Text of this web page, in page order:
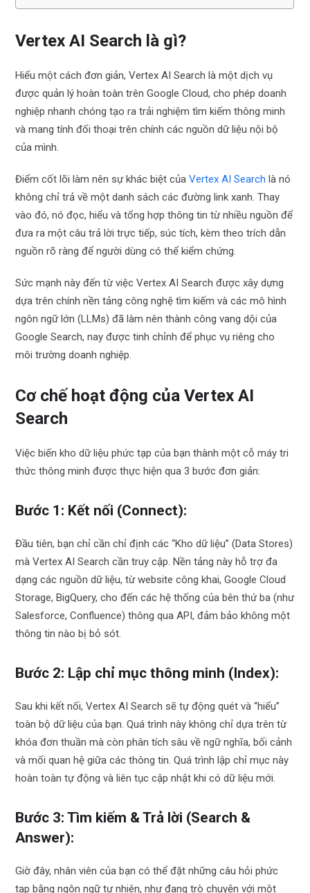
Vertex AI Search là gì?
Hiểu một cách đơn giản, Vertex AI Search là một dịch vụ
được quản lý hoàn toàn trên Google Cloud, cho phép doanh
nghiệp nhanh chóng tạo ra trải nghiệm tìm kiếm thông minh
và mang tính đối thoại trên chính các nguồn dữ liệu nội bộ
của mình.
Điểm cốt lõi làm nên sự khác biệt củaVertex AI Search là nó
không chỉ trả về một danh sách các đường link xanh. Thay
vào đó, nó đọc, hiểu và tổng hợp thông tin từ nhiều nguồn để
đưa ra một câu trả lời trực tiếp, súc tích, kèm theo trích dẫn
nguồn rõ ràng để người dùng có thể kiểm chứng.
Sức mạnh này đến từ việc Vertex AI Search được xây dựng
dựa trên chính nền tảng công nghệ tìm kiếm và các mô hình
ngôn ngữ lớn (LLMs) đã làm nên thành công vang dội của
Google Search, nay được tinh chỉnh để phục vụ riêng cho
môi trường doanh nghiệp.
Cơ chế hoạt động của Vertex AI
Search
Việc biến kho dữ liệu phức tạp của bạn thành một cỗ máy tri
thức thông minh được thực hiện qua 3 bước đơn giản:
Bước 1: Kết nối (Connect):
Đầu tiên, bạn chỉ cần chỉ định các “Kho dữ liệu” (Data Stores)
mà Vertex AI Search cần truy cập. Nền tảng này hỗ trợ đa
dạng các nguồn dữ liệu, từ website công khai, Google Cloud
Storage, BigQuery, cho đến các hệ thống của bên thứ ba (như
Salesforce, Confluence) thông qua API, đảm bảo không một
thông tin nào bị bỏ sót.
Bước 2: Lập chỉ mục thông minh (Index):
Sau khi kết nối, Vertex AI Search sẽ tự động quét và “hiểu”
toàn bộ dữ liệu của bạn. Quá trình này không chỉ dựa trên từ
khóa đơn thuần mà còn phân tích sâu về ngữ nghĩa, bối cảnh
và mối quan hệ giữa các thông tin. Quá trình lập chỉ mục này
hoàn toàn tự động và liên tục cập nhật khi có dữ liệu mới.
Bước 3: Tìm kiếm & Trả lời (Search &
Answer):
Giờ đây, nhân viên của bạn có thể đặt những câu hỏi phức
tạp bằng ngôn ngữ tự nhiên, như đang trò chuyện với một